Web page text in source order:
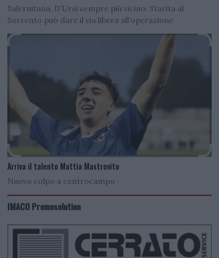
Salernitana, D’Ursi sempre più vicino: Starita al
Sorrento può dare il via libera all’operazione
Arriva il talento Mattia Mastrovito
Nuovo colpo a centrocampo
IMACO Promosolution